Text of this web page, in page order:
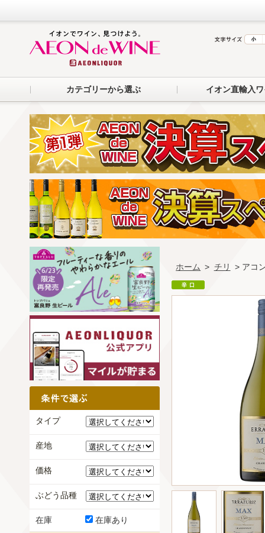
カテゴリーから選ぶ イオン直輸入
ホーム > チリ > アコ
タイプ
産地
価格
ぶどう品種
在庫 在庫あり